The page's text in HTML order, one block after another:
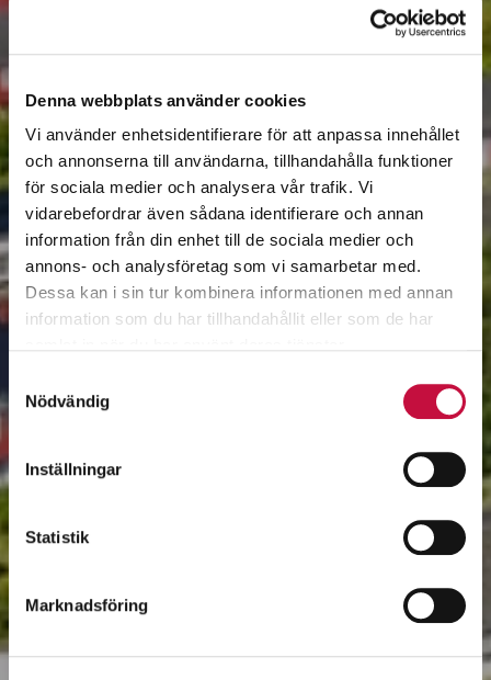
Denna webbplats använder cookies
Vi använder enhetsidentifierare för att anpassa innehållet
och annonserna till användarna, tillhandahålla funktioner
för sociala medier och analysera vår trafik. Vi
vidarebefordrar även sådana identifierare och annan
information från din enhet till de sociala medier och
annons- och analysföretag som vi samarbetar med.
Dessa kan i sin tur kombinera informationen med annan
information som du har tillhandahållit eller som de har
Nödvändig
Inställningar
Statistik
Marknadsföring